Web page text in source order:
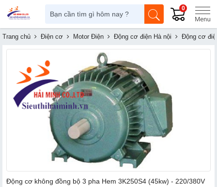
0
Trang chủ Điện cơ Motor Điện Động cơ điện Hà nội Động cơ
Động cơ không đồng bộ 3 pha Hem 3K250S4 (45kw) - 220/380V